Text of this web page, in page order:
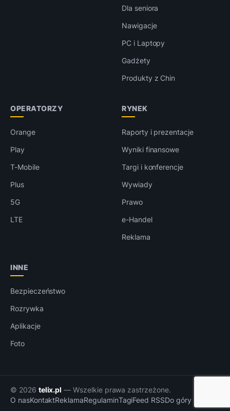
Dla seniora
Nawigacje
PC i Laptopy
Gadżety
Produkty z Chin
OPERATORZY
Orange
Play
T-Mobile
Plus
5G
LTE
RYNEK
Raporty i prezentacje
Wyniki finansowe
Targi i konferencje
Wywiady
Prawo
e-Handel
Reklama
INNE
Bezpieczeństwo
Rozrywka
Aplikacje
Foto
© 2026 telix.pl — Wszelkie prawa zastrzeżone.
O nasKontaktReklamaRegulaminTagiFeed RSSDo góry ↑